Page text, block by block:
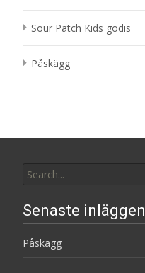
Sour Patch Kids godis
Påskägg
for:
Senaste inläggen
Påskägg